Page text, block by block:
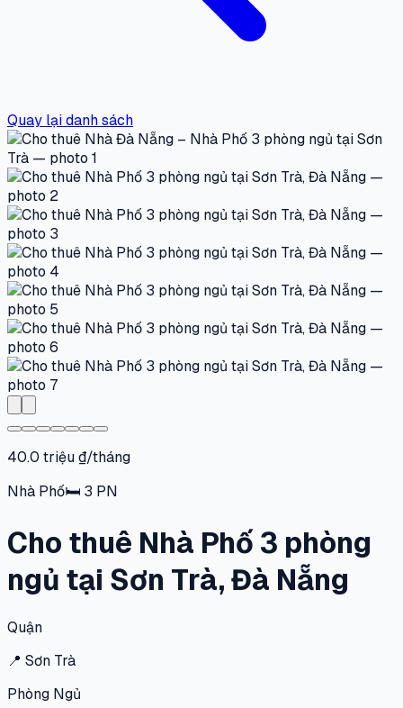
Quay lại danh sách
40.0 triệu ₫/tháng
Nhà Phố🛏 3 PN
Cho thuê Nhà Phố 3 phòng
ngủ tại Sơn Trà, Đà Nẵng
Quận
📍 Sơn Trà
Phòng Ngủ